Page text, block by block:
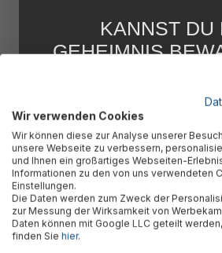
Wir verwenden Cookies
Wir können diese zur Analyse unserer
unsere Webseite zu verbessern,
und Ihnen ein großartiges Webseiten-
Informationen zu den von uns verwendeten
Einstellungen.
Die Daten werden zum Zweck der
zur Messung der Wirksamkeit von
Daten können mit Google LLC geteilt
finden Sie hier.
KANNST DU
GEHEIMNIS
Abonniere jetzt unseren
Newsletter, verpasse keine
Aktionen mehr und
Willkommensrabatt auf nicht
bei Deiner ersten
Email